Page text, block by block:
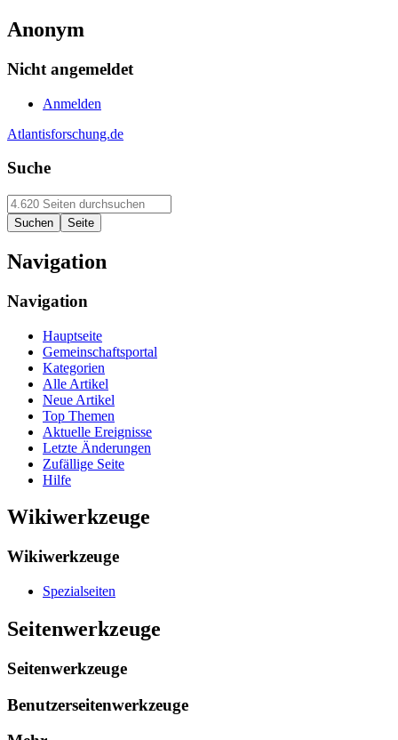
Anonym
Nicht angemeldet
Anmelden
Atlantisforschung.de
Suche
Navigation
Navigation
Hauptseite
Gemeinschaftsportal
Kategorien
Alle Artikel
Neue Artikel
Top Themen
Aktuelle Ereignisse
Letzte Änderungen
Zufällige Seite
Hilfe
Wikiwerkzeuge
Wikiwerkzeuge
Spezialseiten
Seitenwerkzeuge
Seitenwerkzeuge
Benutzerseitenwerkzeuge